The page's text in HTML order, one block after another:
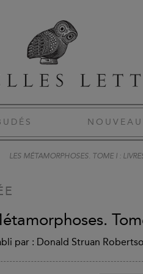
LES MÉTAMORPHOSES. TOME I :
par : Donald Struan